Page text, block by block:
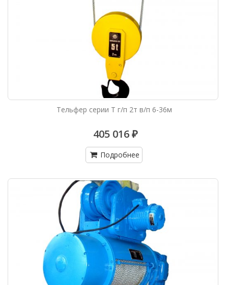
Тельфер серии Т г/п 2т в/п 6-36м
405 016 ₽
Подробнее